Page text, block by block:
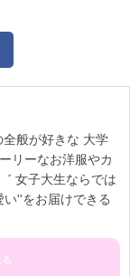
全般が好きな 大学
リーなお洋服やカ
女子大生ならでは
''をお届けできる